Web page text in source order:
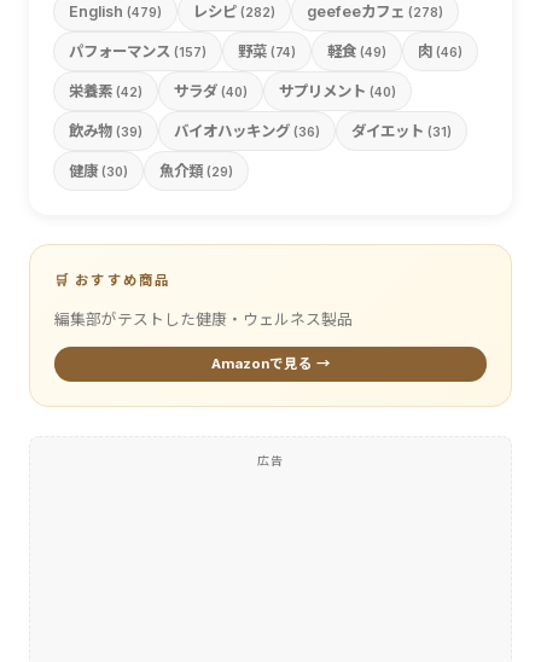
English (479) レシピ (282) geefeeカフェ (278)
パフォーマンス (157) 野菜 (74) 軽食 (49) 肉 (46)
栄養素 (42) サラダ (40) サプリメント (40)
飲み物 (39) バイオハッキング (36) ダイエット (31)
健康 (30) 魚介類 (29)
🛒 おすすめ商品
編集部がテストした健康・ウェルネス製品
Amazonで見る →
広告